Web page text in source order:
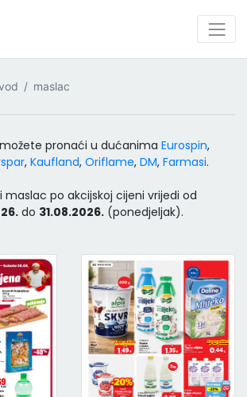
maslac
možete pronaći u dućanima Eurospin,
, Kaufland, Oriflame, DM, Farmasi.
po akcijskoj cijeni vrijedi od
do 31.08.2026. (ponedjeljak).